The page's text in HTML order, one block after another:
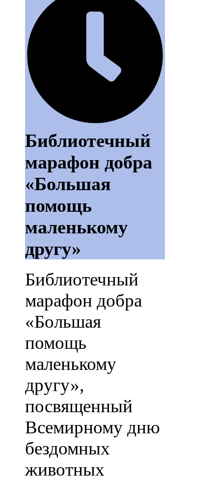
Библиотечный
марафон добра
«Большая
помощь
маленькому
другу»
Библиотечный
марафон добра
«Большая
помощь
маленькому
другу»,
посвященный
Всемирному дню
бездомных
животных